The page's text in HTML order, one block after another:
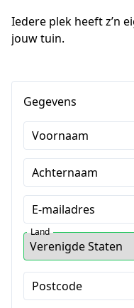
Iedere plek heeft z’n
jouw tuin.
Gegevens
Voornaam
Achternaam
E-mailadres
Land
Postcode